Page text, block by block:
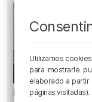
El bilbaíno que
Utilizamos
para mostrarle
elaborado a
páginas visitadas).